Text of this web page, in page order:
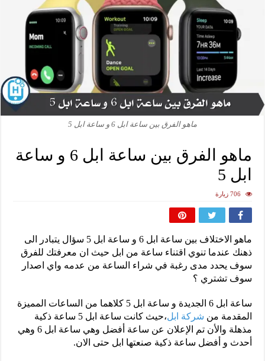
ماهو الفرق بين ساعة ابل 6 و ساعة ابل 5
ماهو الفرق بين ساعة ابل 6 و ساعة
ابل 5
706 زيارة
ماهو الاختلاف بين ساعة ابل 6 و ساعة ابل 5 سؤال يتبادر الى
ذهنك عندما تنوي اقتناء ساعة من ابل حيث ان معرفتك للفرق
سوف يحدد مدى رغبة في شراء الساعة من عدمه واي اصدار
سوف تشتري ؟
ساعة ابل 6 الجديدة و ساعة ابل 5 كلاهما من الساعات المميزة
المقدمة من شركة ابل
،حيث كانت ساعة ابل 5 ساعة ذكية
مذهلة والأن تم الإعلان عن ساعة أفضل وهي ساعة ابل 6 وهي
أحدث و أفضل ساعة ذكية صنعتها ابل حتى الان.